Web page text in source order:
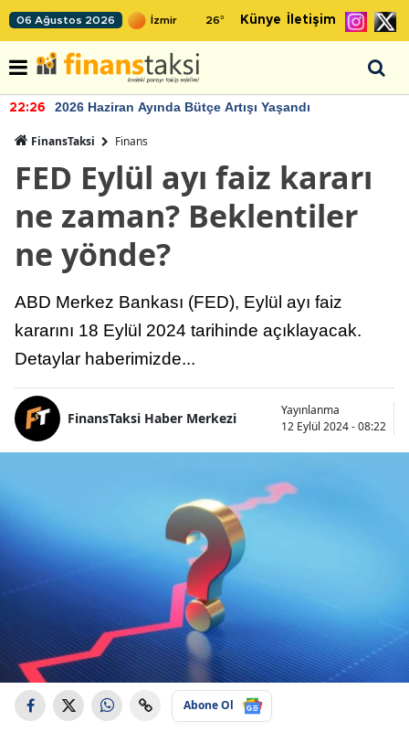
06 Ağustos 2026 26° Künye İletişim
22:26 2026 Haziran Ayında Bütçe Artışı Yaşandı
FinansTaksi Finans
FED Eylül ayı faiz kararı
ne zaman? Beklentiler
ne yönde?
ABD Merkez Bankası (FED), Eylül ayı faiz
kararını 18 Eylül 2024 tarihinde açıklayacak.
Detaylar haberimizde...
FinansTaksi Haber Merkezi
Yayınlanma
12 Eylül 2024 - 08:22
Abone Ol